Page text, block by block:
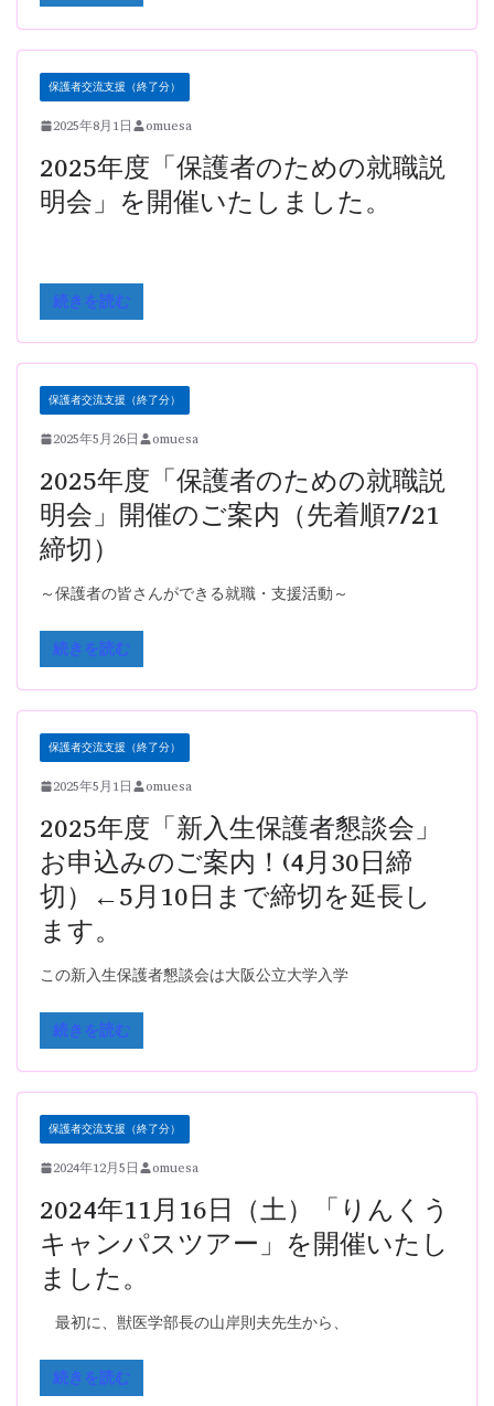
保護者交流支援（終了分）
2025年8月1日 omuesa
2025年度「保護者のための就職説
明会」を開催いたしました。
続きを読む
保護者交流支援（終了分）
2025年5月26日 omuesa
2025年度「保護者のための就職説
明会」開催のご案内（先着順7/21
締切）
～保護者の皆さんができる就職・支援活動～
続きを読む
保護者交流支援（終了分）
2025年5月1日 omuesa
2025年度「新入生保護者懇談会」
お申込みのご案内！(4月30日締
切）←5月10日まで締切を延長し
ます。
この新入生保護者懇談会は大阪公立大学入学
続きを読む
保護者交流支援（終了分）
2024年12月5日 omuesa
2024年11月16日（土）「りんくう
キャンパスツアー」を開催いたし
ました。
最初に、獣医学部長の山岸則夫先生から、
続きを読む